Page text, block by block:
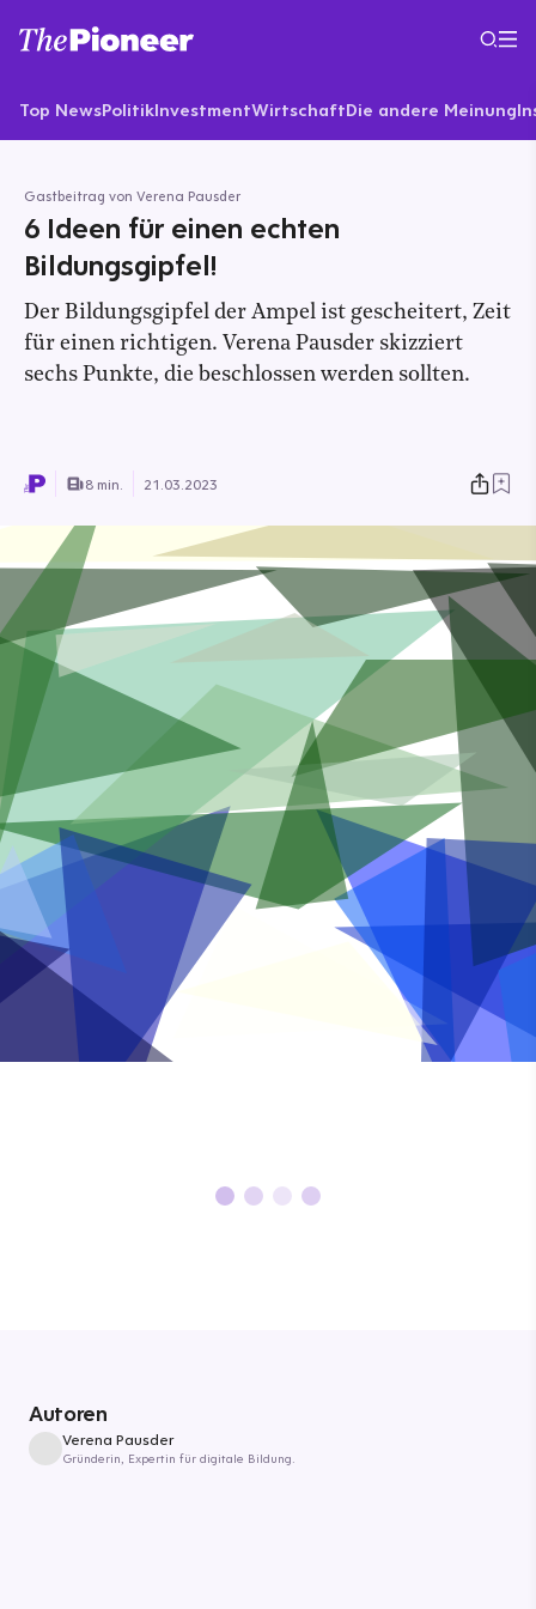
Top NewsPolitikInvestmentWirtschaftDie andere Meinung
Gastbeitrag von Verena Pausder
6 Ideen für einen echten
Bildungsgipfel!
Der Bildungsgipfel der Ampel ist gescheitert, Zeit
für einen richtigen. Verena Pausder skizziert
sechs Punkte, die beschlossen werden sollten.
8 min. 21.03.2023
Autoren
Verena Pausder
Gründerin, Expertin für digitale Bildung.